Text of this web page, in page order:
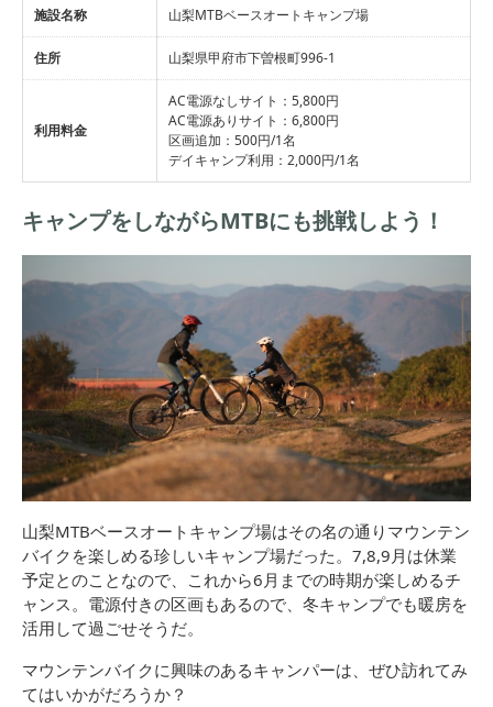
施設名称 山梨MTBベースオートキャンプ場
住所 山梨県甲府市下曽根町996-1
利用料金
AC電源なしサイト：5,800円
AC電源ありサイト：6,800円
区画追加：500円/1名
デイキャンプ利用：2,000円/1名
キャンプをしながらMTBにも挑戦しよう！
山梨MTBベースオートキャンプ場はその名の通りマウンテン
バイクを楽しめる珍しいキャンプ場だった。7,8,9月は休業
予定とのことなので、これから6月までの時期が楽しめるチ
ャンス。電源付きの区画もあるので、冬キャンプでも暖房を
活用して過ごせそうだ。
マウンテンバイクに興味のあるキャンパーは、ぜひ訪れてみ
てはいかがだろうか？